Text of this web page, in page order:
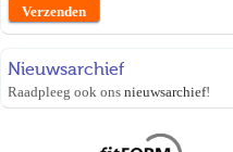
Nieuwsarchief
Raadpleeg ook ons nieuwsarchief!